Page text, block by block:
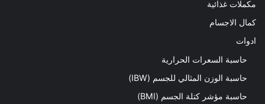
مكملات غذائية
كمال الاجسام
ادوات
حاسبة السعرات الحرارية
حاسبة الوزن المثالي للجسم (IBW)
حاسبة مؤشر كتلة الجسم (BMI)